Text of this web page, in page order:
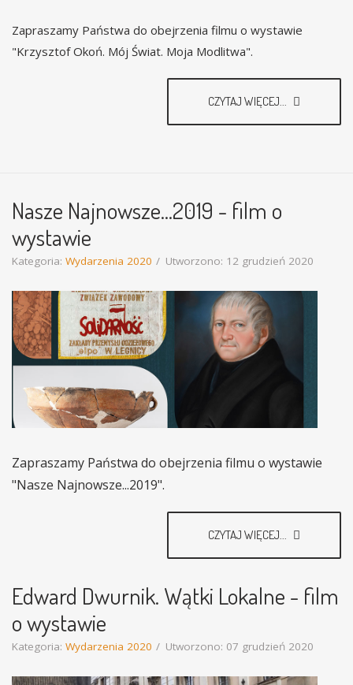
Zapraszamy Państwa do obejrzenia filmu o wystawie
"Krzysztof Okoń. Mój Świat. Moja Modlitwa".
CZYTAJ WIĘCEJ...
Nasze Najnowsze...2019 - film o
wystawie
Kategoria: Wydarzenia 2020 Utworzono: 12 grudzień 2020
Zapraszamy Państwa do obejrzenia filmu o wystawie
"Nasze Najnowsze...2019".
CZYTAJ WIĘCEJ...
Edward Dwurnik. Wątki Lokalne - film
o wystawie
Kategoria: Wydarzenia 2020 Utworzono: 07 grudzień 2020